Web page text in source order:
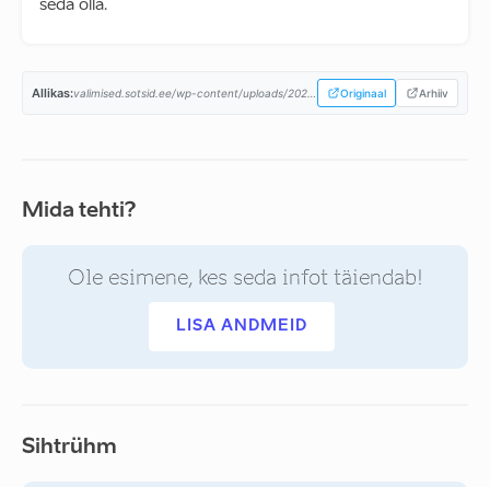
seda olla.
Allikas: Originaal Arhiiv
Mida tehti?
Ole esimene, kes seda infot täiendab!
LISA ANDMEID
Sihtrühm